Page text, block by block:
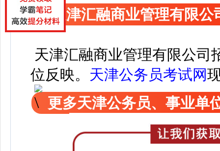
天津汇融商业管理有限公
天津汇融商业管理有限公司
位反映。 天津公务员考试网
更多天津公务员、事业单